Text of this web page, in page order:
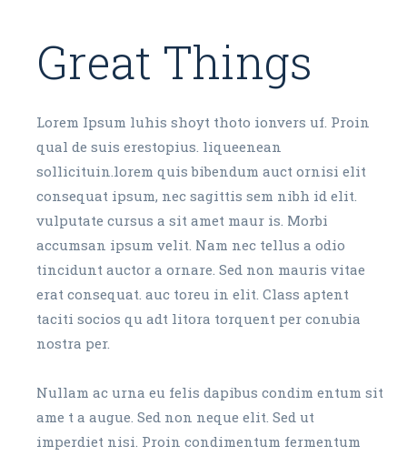
Great Things
Lorem Ipsum luhis shoyt thoto ionvers uf. Proin
qual de suis erestopius. liqueenean
sollicituin.lorem quis bibendum auct ornisi elit
consequat ipsum, nec sagittis sem nibh id elit.
vulputate cursus a sit amet maur is. Morbi
accumsan ipsum velit. Nam nec tellus a odio
tincidunt auctor a ornare. Sed non mauris vitae
erat consequat. auc toreu in elit. Class aptent
taciti socios qu adt litora torquent per conubia
nostra per.
Nullam ac urna eu felis dapibus condim entum sit
ame t a augue. Sed non neque elit. Sed ut
imperdiet nisi. Proin condimentum fermentum